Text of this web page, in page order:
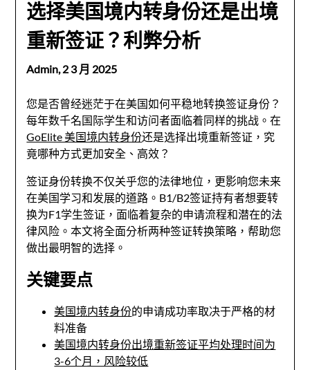
选择美国境内转身份还是出境
重新签证？利弊分析
Admin,2 3 月 2025
您是否曾经迷茫于在美国如何平稳地转换签证身份？
每年数千名国际学生和访问者面临着同样的挑战。在
GoElite 美国境内转身份还是选择出境重新签证，究
竟哪种方式更加安全、高效？
签证身份转换不仅关乎您的法律地位，更影响您未来
在美国学习和发展的道路。B1/B2签证持有者想要转
换为F1学生签证，面临着复杂的申请流程和潜在的法
律风险。本文将全面分析两种签证转换策略，帮助您
做出最明智的选择。
关键要点
美国境内转身份的申请成功率取决于严格的材
料准备
美国境内转身份出境重新签证平均处理时间为
3-6个月，风险较低